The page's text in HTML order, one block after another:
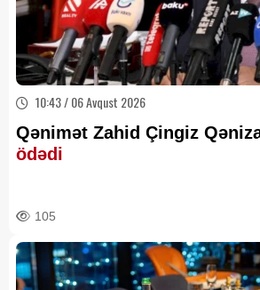
10:43 / 06 Avqust 2026
Qənimət Zahid Çingiz
ödədi
105